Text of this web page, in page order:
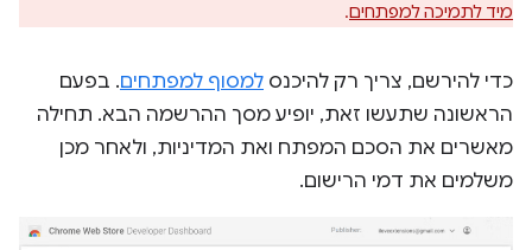
מיד לתמיכה למפתחים.
כדי להירשם, צריך רק להיכנס למסוף למפתחים. בפעם
הראשונה שתעשו זאת, יופיע מסך ההרשמה הבא. תחילה
מאשרים את הסכם המפתח ואת המדיניות, ולאחר מכן
משלמים את דמי הרישום.